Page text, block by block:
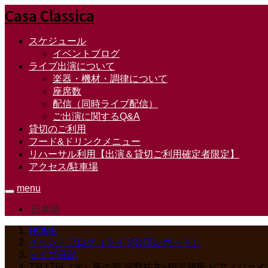
Casa Classica
スケジュール
イベントブログ
ライブ出演について
楽器・機材・調律について
座席数
配信（同時ライブ配信）
ご出演に関するQ&A
貸切のご利用
フード&ドリンクメニュー
リハーサル利用【出演＆貸切ご利用確定者限定】
アクセス/駐車場
menu
日本語
HOME
イベントブログ（ライブ公演レポート）
ライブ日記